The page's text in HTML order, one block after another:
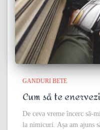
GANDURI BETE
Cum să te
De ceva vreme încerc să-
la nimicuri. Așa am ajuns